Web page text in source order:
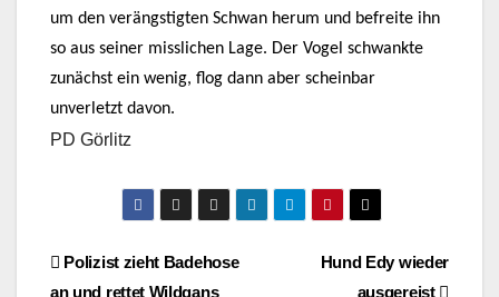
um den verängstigten Schwan herum und befreite ihn
so aus seiner misslichen Lage. Der Vogel schwankte
zunächst ein wenig, flog dann aber scheinbar
unverletzt davon.
PD Görlitz
BeitragsnavigationHund Edy wieder
ausgereist
Polizist zieht Badehose
an und rettet Wildgans